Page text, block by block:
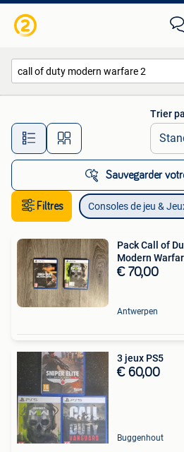
Toutes les
Trier
Sauvegarder
Filtres Consoles de jeu &
Pack Call of
Modern
€ 70,00
Antwerpen
3 jeux PS5
€ 60,00
Buggenhout